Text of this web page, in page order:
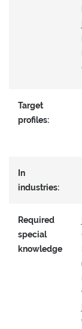
Target
profiles:
In
industries:
Required
special
knowledge